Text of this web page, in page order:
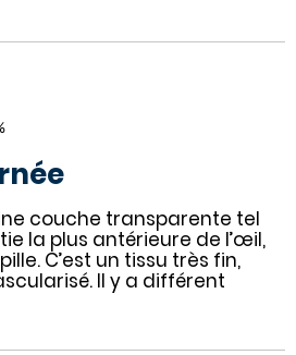
couche transparente tel
la plus antérieure de l’œil,
C’est un tissu très fin,
Il y a différent